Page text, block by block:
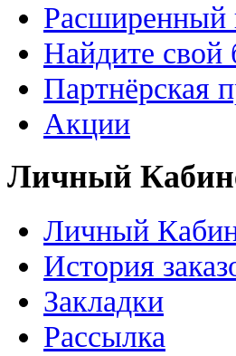
Расширенный
Найдите свой
Партнёрская
Акции
Личный
Личный
История
Закладки
Рассылка